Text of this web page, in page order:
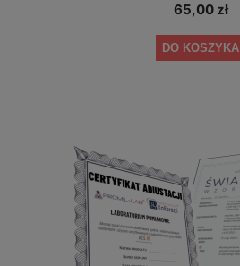
65,00 zł
DO KOSZYKA